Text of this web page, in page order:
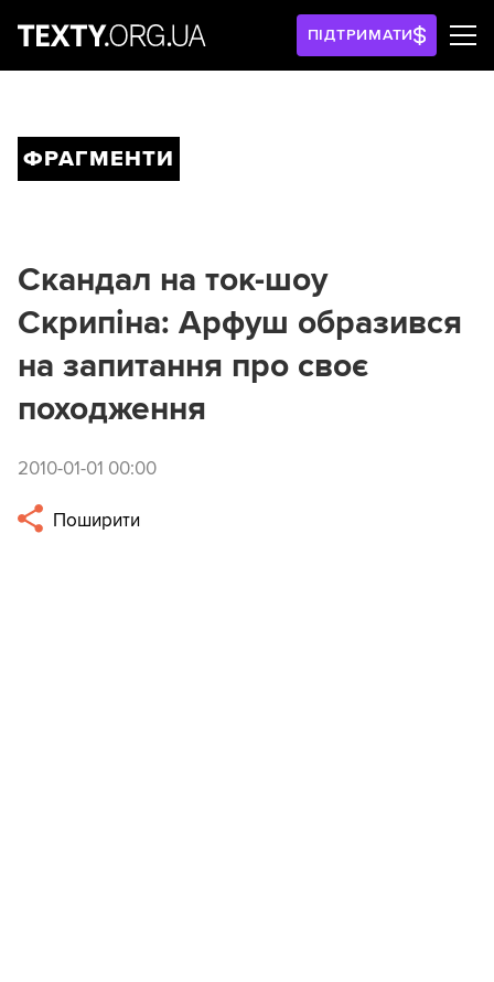
ПІДТРИМАТИ
ФРАГМЕНТИ
Скандал на ток-шоу
Скрипіна: Арфуш образився
на запитання про своє
походження
2010-01-01 00:00
Поширити